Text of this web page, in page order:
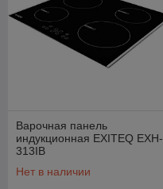
Варочная панель
индукционная EXITEQ EXH-
313IB
Нет в наличии